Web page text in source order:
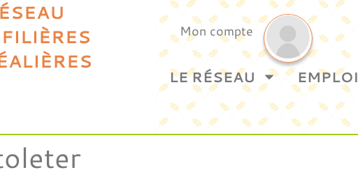
Mon compte
LE RÉSEAU EMPLOI